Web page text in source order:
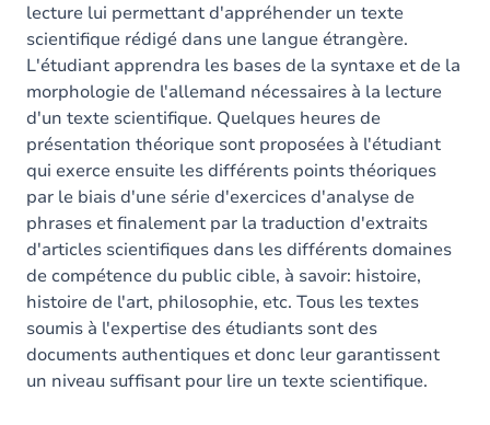
lecture lui permettant d'appréhender un texte
scientifique rédigé dans une langue étrangère.
L'étudiant apprendra les bases de la syntaxe et de la
morphologie de l'allemand nécessaires à la lecture
d'un texte scientifique. Quelques heures de
présentation théorique sont proposées à l'étudiant
qui exerce ensuite les différents points théoriques
par le biais d'une série d'exercices d'analyse de
phrases et finalement par la traduction d'extraits
d'articles scientifiques dans les différents domaines
de compétence du public cible, à savoir: histoire,
histoire de l'art, philosophie, etc. Tous les textes
soumis à l'expertise des étudiants sont des
documents authentiques et donc leur garantissent
un niveau suffisant pour lire un texte scientifique.